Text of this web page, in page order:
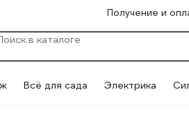
Получение и
Всё для сада Электрика